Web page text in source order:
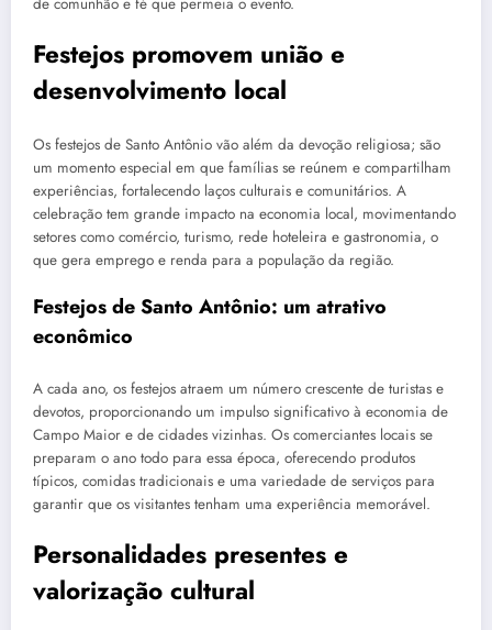
Festejos promovem união e
desenvolvimento local
Os festejos de Santo Antônio vão além da devoção religiosa; são
um momento especial em que famílias se reúnem e compartilham
experiências, fortalecendo laços culturais e comunitários. A
celebração tem grande impacto na economia local, movimentando
setores como comércio, turismo, rede hoteleira e gastronomia, o
que gera emprego e renda para a população da região.
Festejos de Santo Antônio: um atrativo
econômico
A cada ano, os festejos atraem um número crescente de turistas e
devotos, proporcionando um impulso significativo à economia de
Campo Maior e de cidades vizinhas. Os comerciantes locais se
preparam o ano todo para essa época, oferecendo produtos
típicos, comidas tradicionais e uma variedade de serviços para
garantir que os visitantes tenham uma experiência memorável.
Personalidades presentes e
valorização cultural